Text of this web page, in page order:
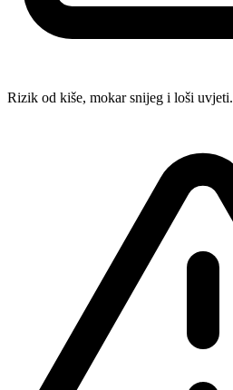
Rizik od kiše, mokar snijeg i loši uvjeti.